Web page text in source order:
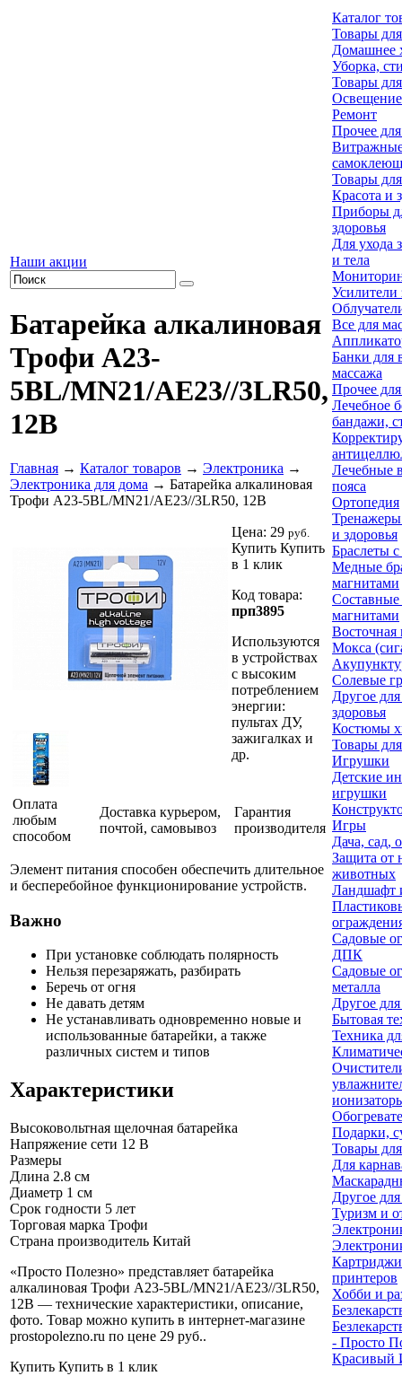
Наши акции
Батарейка алкалиновая
Трофи A23-
5BL/MN21/AE23//3LR50,
12В
Главная → Каталог товаров → Электроника →
Электроника для дома → Батарейка алкалиновая
Трофи A23-5BL/MN21/AE23//3LR50, 12В
Цена: 29 руб.
Купить Купить
в 1 клик
Код товара:
прп3895
Используются
в устройствах
с высоким
потреблением
энергии:
пультах ДУ,
зажигалках и
др.
Оплата
любым
способом
Доставка курьером,
почтой, самовывоз
Гарантия
производителя
Элемент питания способен обеспечить длительное
и бесперебойное функционирование устройств.
Важно
При установке соблюдать полярность
Нельзя перезаряжать, разбирать
Беречь от огня
Не давать детям
Не устанавливать одновременно новые и
использованные батарейки, а также
различных систем и типов
Характеристики
Высоковольтная щелочная батарейка
Напряжение сети 12 В
Размеры
Длина 2.8 см
Диаметр 1 см
Срок годности 5 лет
Торговая марка Трофи
Страна производитель Китай
«Просто Полезно» представляет батарейка
алкалиновая Трофи A23-5BL/MN21/AE23//3LR50,
12В — технические характеристики, описание,
фото. Товар можно купить в интернет-магазине
prostopolezno.ru по цене 29 руб..
Купить Купить в 1 клик
Каталог
Товары
Домашнее
Уборка,
Товары
Освещение
Ремонт
Прочее
Товары
Красота и
Приборы
здоровья
Для ухода
и тела
Усилители
Все для
Банки для
массажа
Прочее
Лечебное
бандажи,
Лечебные
пояса
Ортопедия
и здоровья
Браслеты
Медные
магнитами
Составные
магнитами
Мокса
Солевые
Другое
здоровья
Костюмы
Товары
Игрушки
Детские
игрушки
Игры
Дача, сад,
Защита от
животных
Ландшафт
Садовые
ДПК
Садовые
металла
Другое
Бытовая
Техника
Подарки,
Товары
Для
Другое
Туризм и
принтеров
Хобби и
- Просто
Красивый